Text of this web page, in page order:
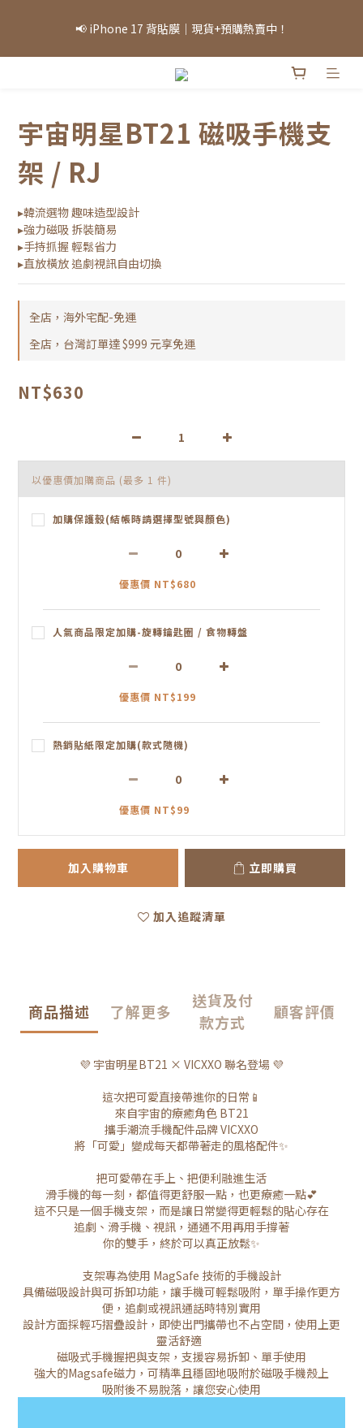
庫存為準，敬請見諒。」
📢 iPhone 17 背貼膜｜現貨+預購熱賣中！
「因部分商品熱銷，部分庫存可能需等候，實際出貨情況將依當日
宇宙明星BT21 磁吸手機支
架 / RJ
▸韓流選物 趣味造型設計
▸強力磁吸 拆裝簡易
▸手持抓握 輕鬆省力
▸直放橫放 追劇視訊自由切換
全店，海外宅配-免運
全店，台灣訂單達 $999 元享免運
NT$630
以優惠價加購商品 (最多 1 件)
加購保護殼(結帳時請選擇型號與顏色)
優惠價 NT$680
人氣商品限定加購-旋轉鑰匙圈 / 食物轉盤
優惠價 NT$199
熱銷貼紙限定加購(款式隨機)
優惠價 NT$99
加入購物車 立即購買
加入追蹤清單
商品描述 了解更多
送貨及付
款方式
顧客評價
💜 宇宙明星BT21 × VICXXO 聯名登場 💜
這次把可愛直接帶進你的日常📱
來自宇宙的療癒角色 BT21
攜手潮流手機配件品牌 VICXXO
將「可愛」變成每天都帶著走的風格配件✨
把可愛帶在手上、把便利融進生活
滑手機的每一刻，都值得更舒服一點，也更療癒一點💕
這不只是一個手機支架，而是讓日常變得更輕鬆的貼心存在
追劇、滑手機、視訊，通通不用再用手撐著
你的雙手，終於可以真正放鬆✨
支架專為使用 MagSafe 技術的手機設計
具備磁吸設計與可拆卸功能，讓手機可輕鬆吸附，單手操作更方
便，追劇或視訊通話時特別實用
設計方面採輕巧摺疊設計，即使出門攜帶也不占空間，使用上更
靈活舒適
磁吸式手機握把與支架，支援容易拆卸、單手使用
強大的Magsafe磁力，可精準且穩固地吸附於磁吸手機殼上
吸附後不易脫落，讓您安心使用